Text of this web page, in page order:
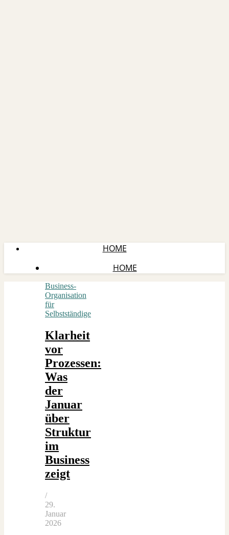
HOME
HOME
Business-
Organisation
für
Selbstständige
Klarheit
vor
Prozessen:
Was
der
Januar
über
Struktur
im
Business
zeigt
/
29.
Januar
2026